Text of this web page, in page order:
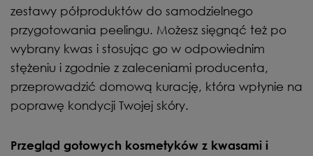
zestawy półproduktów do samodzielnego
przygotowania peelingu. Możesz sięgnąć też po
wybrany kwas i stosując go w odpowiednim
stężeniu i zgodnie z zaleceniami producenta,
przeprowadzić domową kurację, która wpłynie na
poprawę kondycji Twojej skóry.
Przegląd gotowych kosmetyków z kwasami i